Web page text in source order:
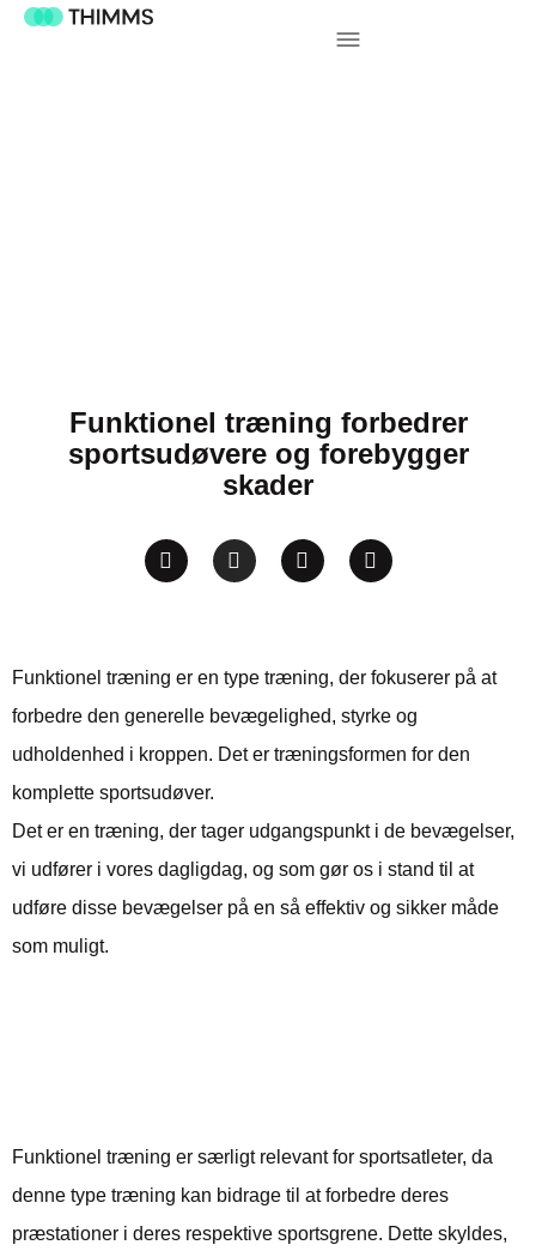
Funktionel træning forbedrer
sportsudøvere og forebygger
skader
Funktionel træning er en type træning, der fokuserer på at
forbedre den generelle bevægelighed, styrke og
udholdenhed i kroppen. Det er træningsformen for den
komplette sportsudøver.
Det er en træning, der tager udgangspunkt i de bevægelser,
vi udfører i vores dagligdag, og som gør os i stand til at
udføre disse bevægelser på en så effektiv og sikker måde
som muligt.
Funktionel træning er særligt relevant for sportsatleter, da
denne type træning kan bidrage til at forbedre deres
præstationer i deres respektive sportsgrene. Dette skyldes,